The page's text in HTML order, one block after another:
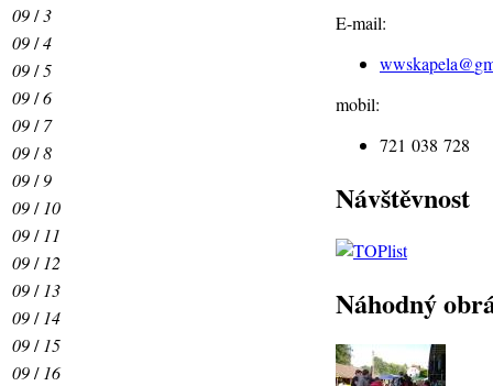
09/3
09/4
09/5
09/6
09/7
09/8
09/9
09/ 10
09/ 11
09/ 12
09/ 13
09/ 14
09/ 15
09/ 16
E-mail:
wwskapela@
mobil:
721 038 728
Návštěvnost
Náhodný